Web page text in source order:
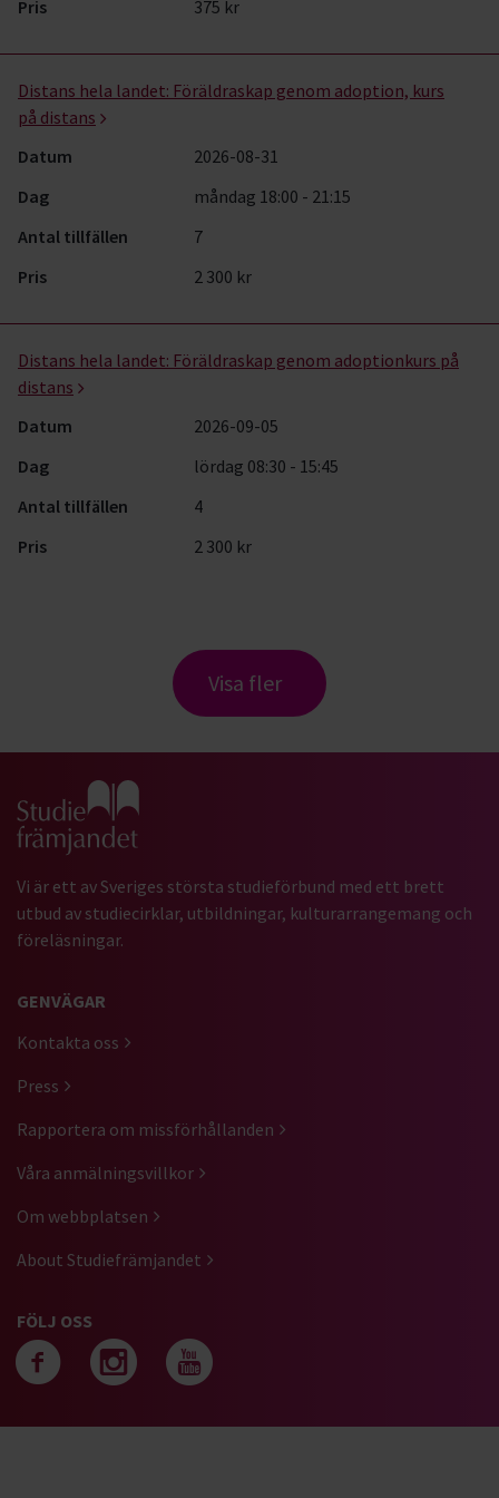
Pris
375 kr
Distans hela landet: Föräldraskap genom adoption, kurs
på distans
Datum
2026-08-31
Dag
måndag 18:00 - 21:15
Antal tillfällen
7
Pris
2 300 kr
Distans hela landet: Föräldraskap genom adoptionkurs på
distans
Datum
2026-09-05
Dag
lördag 08:30 - 15:45
Antal tillfällen
4
Pris
2 300 kr
Visa fler
Gå till studiefrämjandets startsida
Vi är ett av Sveriges största studieförbund med ett brett
utbud av studiecirklar, utbildningar, kulturarrangemang och
föreläsningar.
GENVÄGAR
Kontakta oss
Press
Rapportera om missförhållanden
Våra anmälningsvillkor
Om webbplatsen
About Studiefrämjandet
FÖLJ OSS
Följ oss på facebook
Följ oss på
Följ oss på